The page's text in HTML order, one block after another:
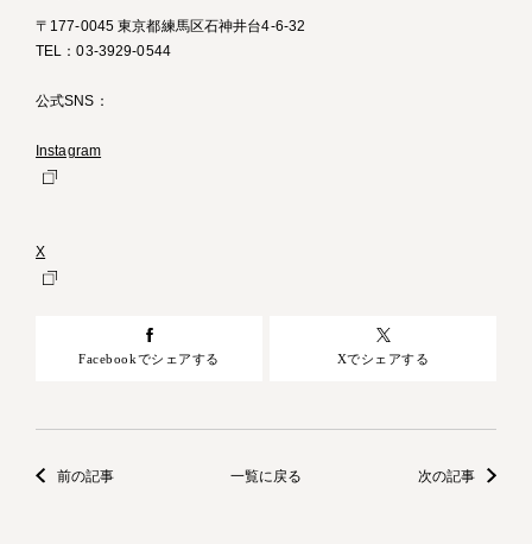
〒177-0045 東京都練馬区石神井台4-6-32
TEL：03-3929-0544
公式SNS：
Instagram
X
Facebookでシェアする Xでシェアする
前の記事 一覧に戻る 次の記事